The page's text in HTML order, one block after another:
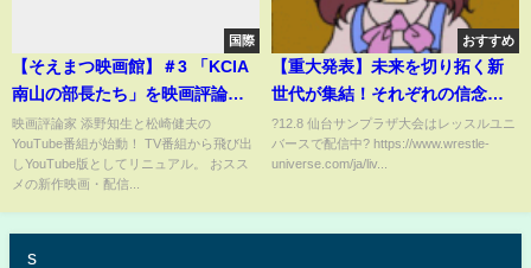
国際
【そえまつ映画館】＃3 「KCIA
南山の部長たち」を映画評論家
の添野知生と松崎健夫が熱く語
る！
映画評論家 添野知生と松崎健夫の
YouTube番組が始動！ TV番組から飛び出
しYouTube版としてリニュアル。 おスス
メの新作映画・配信...
おすすめ
【重大発表】未来を切り拓く新
世代が集結！それぞれの信念を
ぶち上げ、仙女の明るい未来を
約束！そして新たな挑戦へ――
衝撃のゼビオアリーナ進出を発
ユニバースで配信中?
?12.8 仙台サンプラザ大会はレッスルユニ
バースで配信中? https://www.wrestle-
universe.com/ja/liv...
s